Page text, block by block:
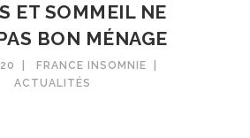
ET SOMMEIL NE
BON MÉNAGE
FRANCE INSOMNIE
ACTUALITÉS